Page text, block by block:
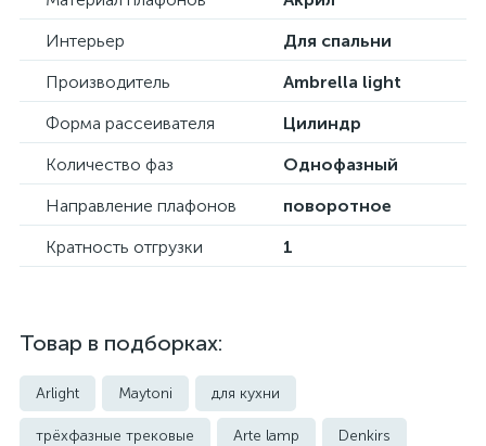
Интерьер
Для спальни
Производитель
Ambrella light
Форма рассеивателя
Цилиндр
Количество фаз
Однофазный
Направление плафонов
поворотное
Кратность отгрузки
1
Товар в подборках:
Arlight Maytoni для кухни
трёхфазные трековые Arte lamp Denkirs